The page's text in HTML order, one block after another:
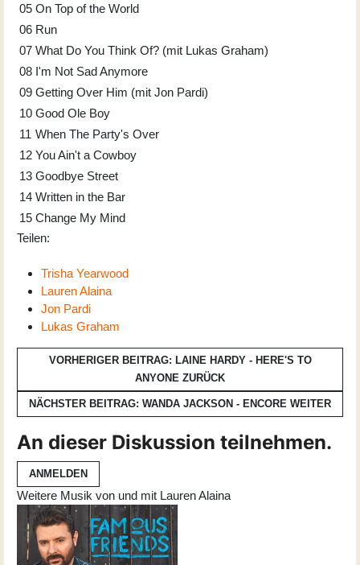
05 On Top of the World
06 Run
07 What Do You Think Of? (mit Lukas Graham)
08 I'm Not Sad Anymore
09 Getting Over Him (mit Jon Pardi)
10 Good Ole Boy
11 When The Party's Over
12 You Ain't a Cowboy
13 Goodbye Street
14 Written in the Bar
15 Change My Mind
Teilen:
Trisha Yearwood
Lauren Alaina
Jon Pardi
Lukas Graham
VORHERIGER BEITRAG: LAINE HARDY - HERE'S TO
ANYONE ZURÜCK
NÄCHSTER BEITRAG: WANDA JACKSON - ENCORE WEITER
An dieser Diskussion teilnehmen.
ANMELDEN
Weitere Musik von und mit Lauren Alaina